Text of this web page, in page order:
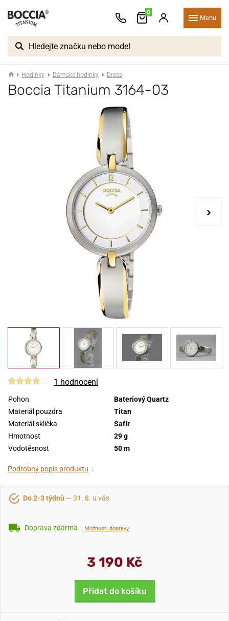
0
Menu
Hodinky Dámské hodinky Dress
Boccia Titanium 3164-03
1 hodnocení
Pohon
Bateriový Quartz
Materiál pouzdra
Titan
Materiál sklíčka
Safír
Hmotnost
29 g
Vodotěsnost
50 m
Podrobný popis produktu ↓
Do 2-3 týdnů — 31. 8. u vás
Doprava zdarma Možnosti dopravy
3 190 Kč
Přidat do košíku